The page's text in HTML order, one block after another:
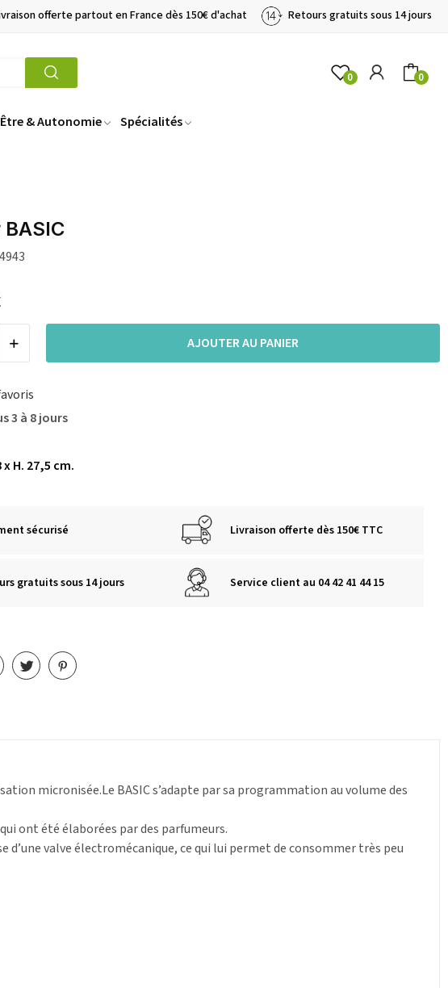
offerte partout en France dès 150€ d'achat Retours gratuits sous 14 jours
0 0
& Autonomie Spécialités
AJOUTER AU PANIER
3 à 8 jours
x H. 27,5 cm.
sécurisé Livraison offerte dès 150€ TTC
gratuits sous 14 jours Service client au 04 42 41 44 15
micronisée.Le BASIC s’adapte par sa programmation au volume des
ont été élaborées par des parfumeurs.
valve électromécanique, ce qui lui permet de consommer très peu